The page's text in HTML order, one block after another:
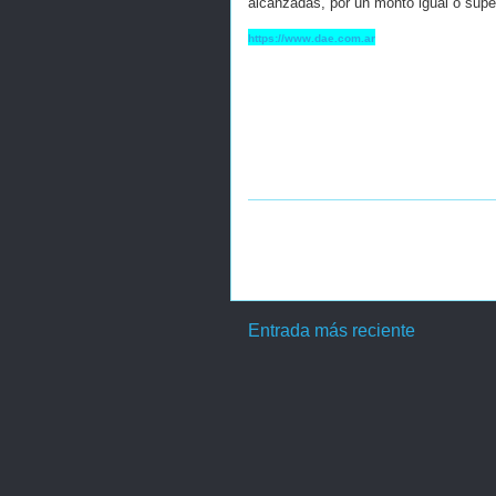
https://www.dae.com.ar
Entrada más reciente